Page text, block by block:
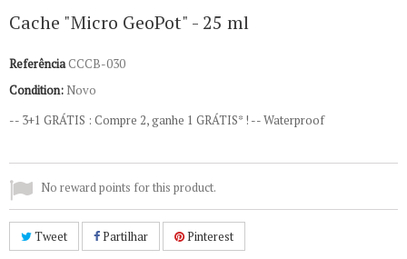
Cache "Micro GeoPot" - 25 ml
ReferênciaCCCB-030
Condition: Novo
-- 3+1 GRÁTIS : Compre 2, ganhe 1 GRÁTIS* ! -- Waterproof
No reward points for this product.
Tweet Partilhar Pinterest